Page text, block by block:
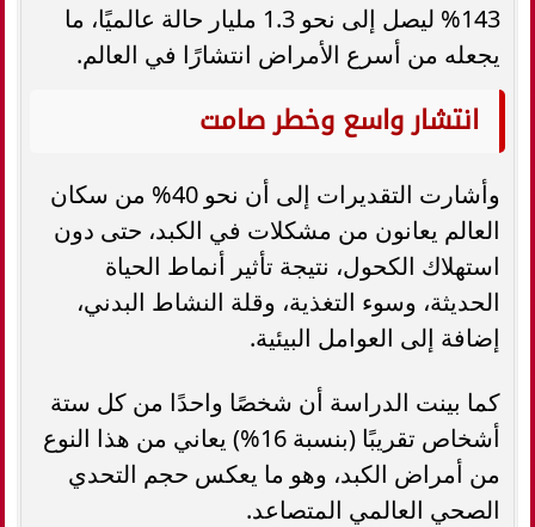
143% ليصل إلى نحو 1.3 مليار حالة عالميًا، ما
يجعله من أسرع الأمراض انتشارًا في العالم.
انتشار واسع وخطر صامت
وأشارت التقديرات إلى أن نحو 40% من سكان
العالم يعانون من مشكلات في الكبد، حتى دون
استهلاك الكحول، نتيجة تأثير أنماط الحياة
الحديثة، وسوء التغذية، وقلة النشاط البدني،
إضافة إلى العوامل البيئية.
كما بينت الدراسة أن شخصًا واحدًا من كل ستة
أشخاص تقريبًا (بنسبة 16%) يعاني من هذا النوع
من أمراض الكبد، وهو ما يعكس حجم التحدي
الصحي العالمي المتصاعد.